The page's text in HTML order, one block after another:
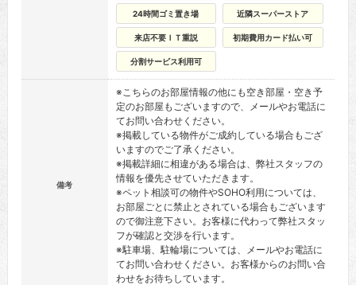
24時間ゴミ置き場 近隣スーパーストア
来店不要ＩＴ重説 初期費用カード払い可
分割サービス利用可
備考
※こちらのお部屋情報の他にも空き部屋・空き予
定のお部屋もございますので、メールやお電話に
てお問い合わせください。
※掲載している物件がご成約している場合もござ
いますのでご了承ください。
※掲載詳細に相違がある場合は、弊社スタッフの
情報を優先させていただきます。
※ペット相談可の物件やSOHO利用については、
お部屋ごとに禁止とされている場合もございます
ので御注意下さい。お客様に代わって弊社スタッ
フが確認と交渉を行います。
※駐車場、駐輪場については、メールやお電話に
てお問い合わせください。お客様からのお問い合
わせをお待ちしています。